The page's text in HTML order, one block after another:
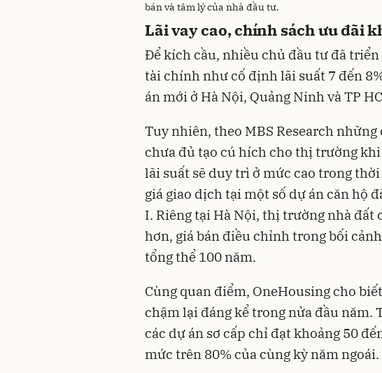
bán và tâm lý của nhà đầu tư.
Lãi vay cao, chính sách ưu đãi
Để kích cầu, nhiều chủ đầu tư đã
tài chính như cố định lãi suất 7 đến
án mới ở Hà Nội, Quảng Ninh và TP
Tuy nhiên, theo MBS Research
chưa đủ tạo cú hích cho thị trường
lãi suất sẽ duy trì ở mức cao trong
giá giao dịch tại một số dự án căn hộ
I. Riêng tại Hà Nội, thị trường nhà đất
hơn, giá bán điều chỉnh trong bối
tổng thể 100 năm.
Cùng quan điểm, OneHousing cho
chậm lại đáng kể trong nửa đầu năm.
các dự án sơ cấp chỉ đạt khoảng 50
mức trên 80% của cùng kỳ năm ngoái.